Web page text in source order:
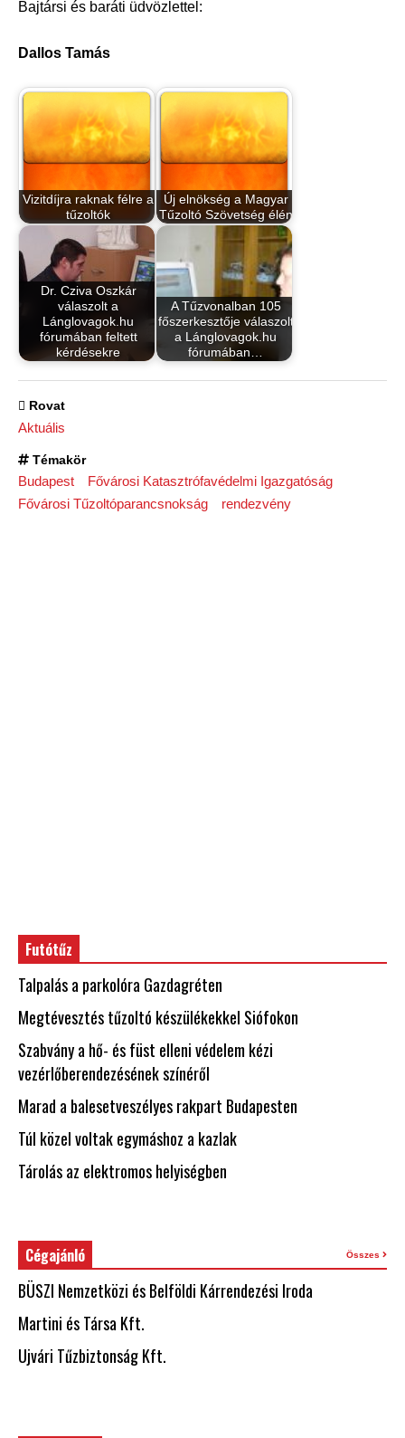
Bajtársi és baráti üdvözlettel:
Dallos Tamás
Vizitdíjra raknak félre a
tűzoltók
Új elnökség a Magyar
Tűzoltó Szövetség élén
Dr. Cziva Oszkár
válaszolt a
Lánglovagok.hu
fórumában feltett
kérdésekre
A Tűzvonalban 105
főszerkesztője válaszolt
a Lánglovagok.hu
fórumában…
Rovat
Aktuális
Témakör
Budapest
Fővárosi Katasztrófavédelmi Igazgatóság
Fővárosi Tűzoltóparancsnokság
rendezvény
Futótűz
Talpalás a parkolóra Gazdagréten
Megtévesztés tűzoltó készülékekkel Siófokon
Szabvány a hő- és füst elleni védelem kézi
vezérlőberendezésének színéről
Marad a balesetveszélyes rakpart Budapesten
Túl közel voltak egymáshoz a kazlak
Tárolás az elektromos helyiségben
Cégajánló Összes
BÜSZI Nemzetközi és Belföldi Kárrendezési Iroda
Martini és Társa Kft.
Ujvári Tűzbiztonság Kft.